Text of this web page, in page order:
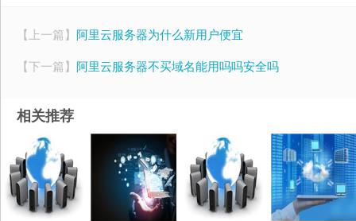
【上一篇】 阿里云服务器为什么新用户便宜
【下一篇】 阿里云服务器不买域名能用吗吗安全吗
相关推荐